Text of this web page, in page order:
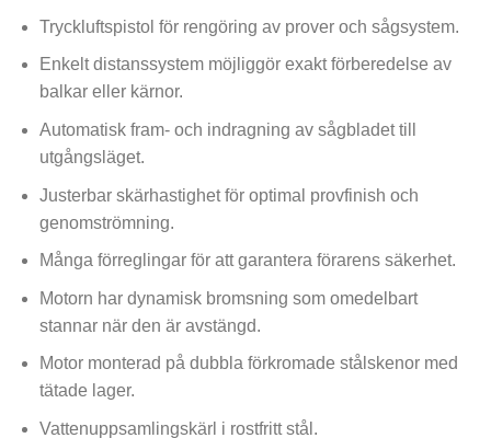
Tryckluftspistol för rengöring av prover och sågsystem.
Enkelt distanssystem möjliggör exakt förberedelse av
balkar eller kärnor.
Automatisk fram- och indragning av sågbladet till
utgångsläget.
Justerbar skärhastighet för optimal provfinish och
genomströmning.
Många förreglingar för att garantera förarens säkerhet.
Motorn har dynamisk bromsning som omedelbart
stannar när den är avstängd.
Motor monterad på dubbla förkromade stålskenor med
tätade lager.
Vattenuppsamlingskärl i rostfritt stål.